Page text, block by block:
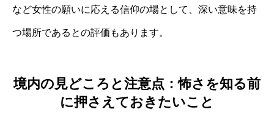
など女性の願いに応える信仰の場として、深い意味を持
つ場所であるとの評価もあります。
境内の見どころと注意点：怖さを知る前
に押さえておきたいこと